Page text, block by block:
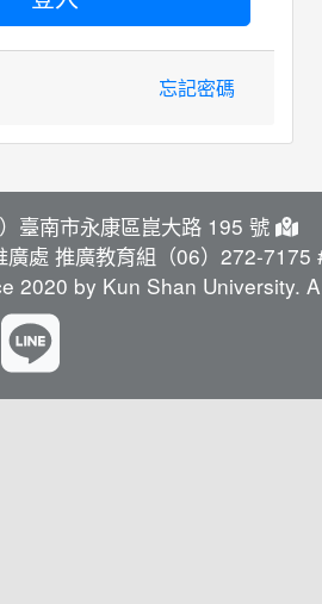
忘記密碼
臺南市永康區崑大路 195 號
廣處 推廣教育組（06）272-7175
2020 by Kun Shan University.